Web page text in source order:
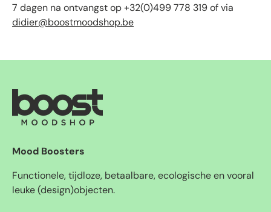
7 dagen na ontvangst op +32(0)499 778 319 of via
didier@boostmoodshop.be
Mood Boosters
Functionele, tijdloze, betaalbare, ecologische en vooral
leuke (design)objecten.